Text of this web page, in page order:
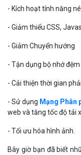
- Kích hoạt tính năng
- Giảm thiểu CSS,
- Giảm Chuyển hướng
- Tận dụng bộ nhớ
- Cải thiện thời gian
- Sử dụng Mạng Phân
web và tăng tốc độ tải
- Tối ưu hóa hình ảnh.
Bây giờ bạn đã biết